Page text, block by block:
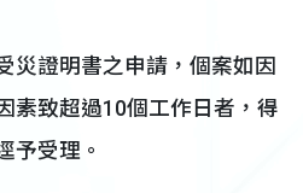
災證明書之申請，個案如因
素致超過10個工作日者，得
予受理。